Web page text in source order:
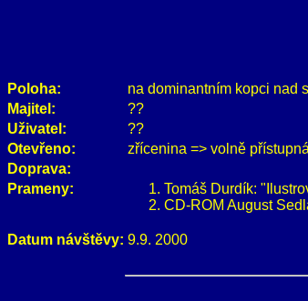
Poloha:
na dominantním kopci nad
Majitel:
??
Uživatel:
??
Otevřeno:
zřícenina => volně přístupná
Doprava:
Prameny:
Tomáš Durdík:
CD-ROM August
Datum návštěvy: 9.9. 2000